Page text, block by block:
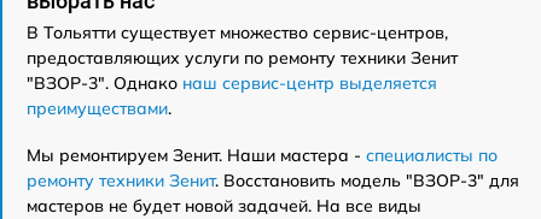
В Тольятти существует множество сервис-центров,
предоставляющих услуги по ремонту техники Зенит
"ВЗОР-3". Однако наш сервис-центр выделяется
преимуществами.
Мы ремонтируем Зенит. Наши мастера - специалисты по
ремонту техники Зенит. Восстановить модель "ВЗОР-3" для
мастеров не будет новой задачей. На все виды